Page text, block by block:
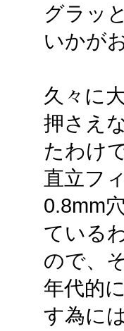
グラッ
いかが
久々に
押さえ
たわけ
直立フ
0.8mm
ている
ので、
年代的
す為に